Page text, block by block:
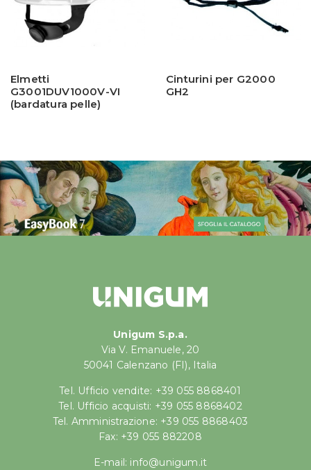
Elmetti
G3001DUV1000V-VI
(bardatura pelle)
Cinturini per G2000
GH2
Unigum S.p.a.
Via V. Emanuele, 20
50041 Calenzano (FI), Italia
Tel. Ufficio vendite: +39 055 8868401
Tel. Ufficio acquisti: +39 055 8868402
Tel. Amministrazione: +39 055 8868403
Fax: +39 055 882208
E-mail: info@unigum.it